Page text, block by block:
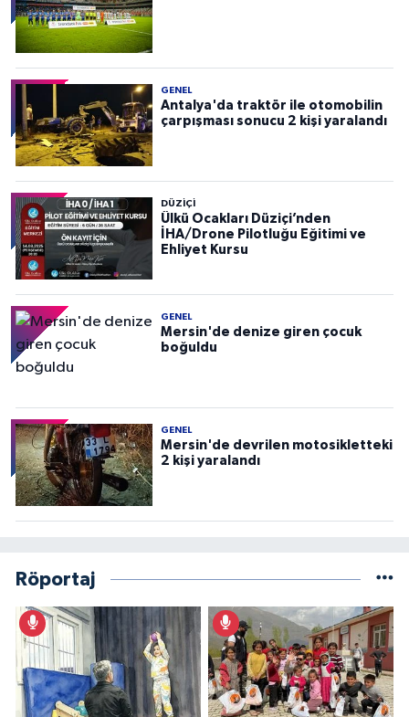
GENEL
Antalya'da traktör ile otomobilin
çarpışması sonucu 2 kişi yaralandı
DÜZIÇI
Ülkü Ocakları Düziçi’nden
İHA/Drone Pilotluğu Eğitimi ve
Ehliyet Kursu
GENEL
Mersin'de denize giren çocuk
boğuldu
GENEL
Mersin'de devrilen motosikletteki
2 kişi yaralandı
Röportaj